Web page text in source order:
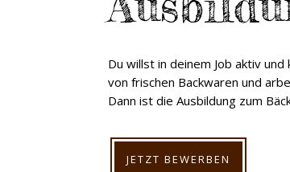
Du willst in deinem Job aktiv
von frischen Backwaren und
Dann ist die Ausbildung zum
JETZT BEWERBEN